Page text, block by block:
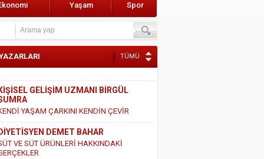
Yaşam Spor
TÜMÜ
YAŞAM ÇARKINI KENDİN ÇEVİR
VE SÜT ÜRÜNLERİ HAKKINDAKİ